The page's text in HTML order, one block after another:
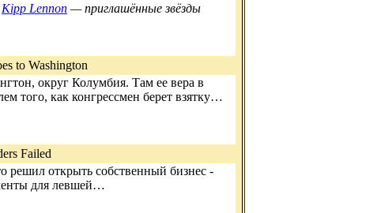
Kipp Lennon — приглашённые звёзды
to Washington
округ Колумбия. Там ее вера в
того, как конгрессмен берет взятку…
Failed
решил открыть собственный бизнес -
для левшей…